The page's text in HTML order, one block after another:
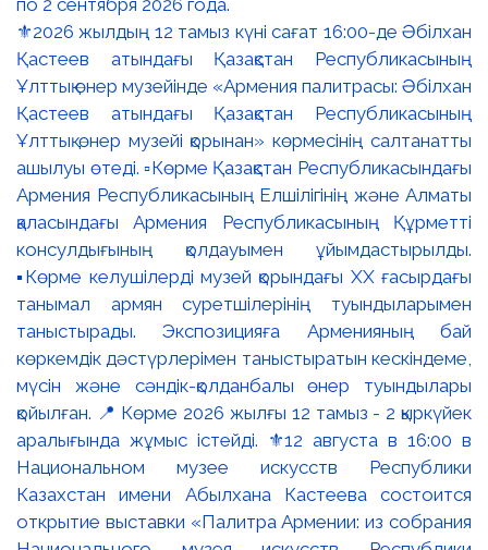
⚜️2026 жылдың 12 тамыз күні сағат 16:00-де Әбілхан
Қастеев атындағы Қазақстан Республикасының
Ұлттық өнер музейінде «Армения палитрасы: Әбілхан
Қастеев атындағы Қазақстан Республикасының
Ұлттық өнер музейі қорынан» көрмесінің салтанатты
ашылуы өтеді. ▫️Көрме Қазақстан Республикасындағы
Армения Республикасының Елшілігінің және Алматы
қаласындағы Армения Республикасының Құрметті
консулдығының қолдауымен ұйымдастырылды.
▪️Көрме келушілерді музей қорындағы ХХ ғасырдағы
танымал армян суретшілерінің туындыларымен
таныстырады. Экспозицияға Арменияның бай
көркемдік дәстүрлерімен таныстыратын кескіндеме,
мүсін және сәндік-қолданбалы өнер туындылары
қойылған. 📍 Көрме 2026 жылғы 12 тамыз - 2 қыркүйек
аралығында жұмыс істейді. ⚜️12 августа в 16:00 в
Национальном музее искусств Республики
Казахстан имени Абылхана Кастеева состоится
открытие выставки «Палитра Армении: из собрания